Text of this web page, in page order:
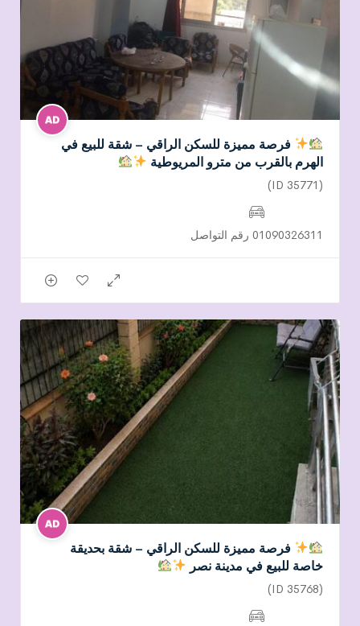
فرصة مميزة للسكن الراقي – شقة للبيع في
الهرم بالقرب من مترو المريوطية
(ID 35771)
01090326311 رقم التواصل
فرصة مميزة للسكن الراقي – شقة بحديقة
خاصة للبيع في مدينة نصر
(ID 35768)